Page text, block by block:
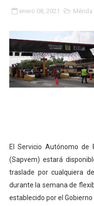
Impulsan plan
Mérida impulsa
Fomficc consolida
Niños de
Entregan planta
Expertos
Dictan MasterClass
enero 08, 2021 Mérida
El Servicio Autónomo de
(Sapvem) estará
traslade por cualquiera
durante la semana de
establecido por el